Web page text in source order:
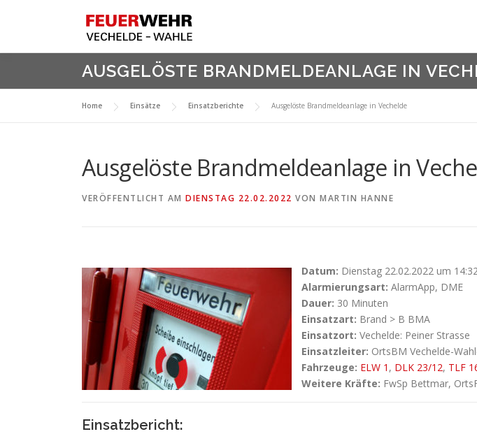
AUSGELÖSTE BRANDMELDEANLAGE IN
Home Einsätze Einsatzberichte Ausgelöste Brandmeldeanlage in Vechelde
Ausgelöste Brandmeldeanlage in
VERÖFFENTLICHT AM DIENSTAG 22.02.2022 VON MARTIN HANNE
Datum: Dienstag 22.02.2022 um
Alarmierungsart: AlarmApp, DME
Dauer: 30 Minuten
Einsatzart: Brand > B BMA
Einsatzort: Vechelde: Peiner Strasse
Einsatzleiter: OrtsBM Vechelde-
Fahrzeuge: ELW 1 , DLK 23/12, TLF
Weitere Kräfte: FwSp Bettmar,
Einsatzbericht: